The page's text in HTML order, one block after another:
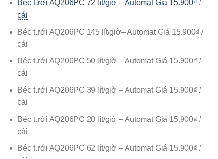
Béc tưới AQ206PC 72 lít/giờ – Automat Giá 15.900₫ /
cái
Béc tưới AQ206PC 145 lít/giờ– Automat Giá 15.900₫ /
cái
Béc tưới AQ206PC 50 lít/giờ – Automat Giá 15.900₫ /
cái
Béc tưới AQ206PC 39 lít/giờ – Automat Giá 15.900₫ /
cái
Béc tưới AQ206PC 20 lít/giờ – Automat Giá 15.900₫ /
cái
Béc tưới AQ206PC 62 lít/giờ – Automat Giá 15.900₫ /